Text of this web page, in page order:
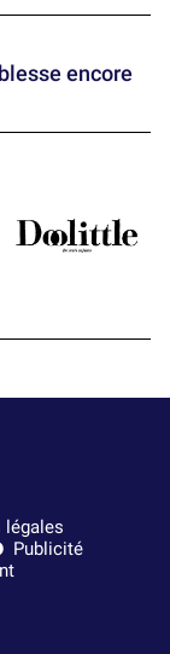
encore
légales
Publicité